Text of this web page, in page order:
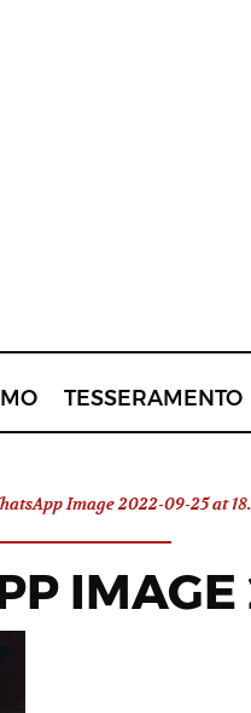
TESSERAMENTO
Image 2022-09-25 at